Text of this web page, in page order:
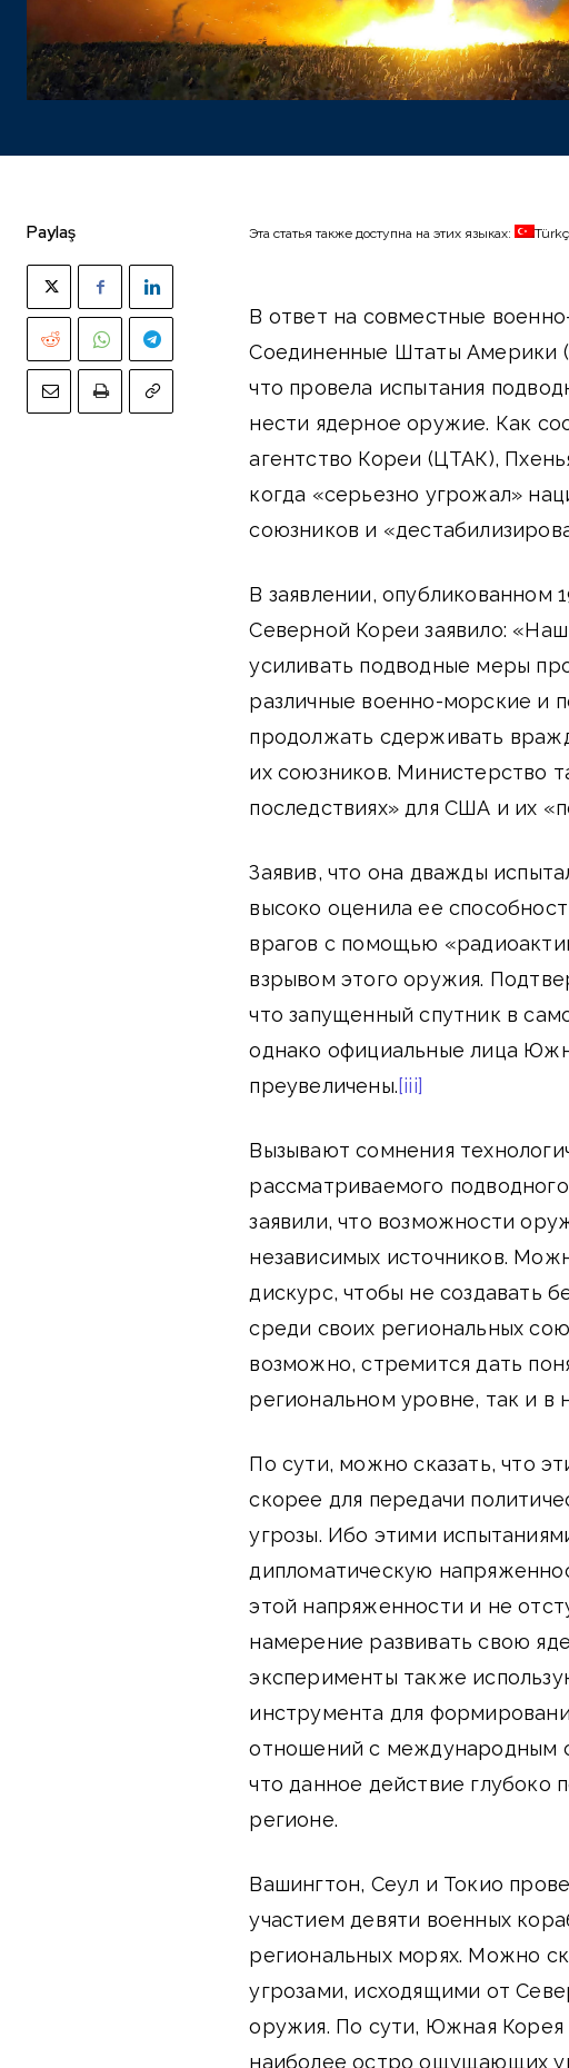
Paylaş Эта статья также доступна на этих языках:
В ответ на совместные
Соединенные Штаты Америки
что провела испытания
нести ядерное оружие. Как
агентство Кореи (ЦТАК),
когда «серьезно угрожал»
союзников и
В заявлении, опубликованном
Северной Кореи заявило:
усиливать подводные меры
различные военно-морские и
продолжать сдерживать
их союзников. Министерство
последствиях» для США и их
Заявив, что она дважды
высоко оценила ее
врагов с помощью
взрывом этого оружия.
что запущенный спутник в
однако официальные лица
преувеличены.[iii]
Вызывают сомнения
рассматриваемого
заявили, что возможности
независимых источников.
дискурс, чтобы не создавать
среди своих региональных
возможно, стремится дать
региональном уровне, так и в
По сути, можно сказать, что
скорее для передачи
угрозы. Ибо этими
дипломатическую
этой напряженности и не
намерение развивать свою
эксперименты также
инструмента для
отношений с международным
что данное действие глубоко
регионе.
Вашингтон, Сеул и Токио
участием девяти военных
региональных морях. Можно
угрозами, исходящими от
оружия. По сути, Южная Корея
наиболее остро ощущающих